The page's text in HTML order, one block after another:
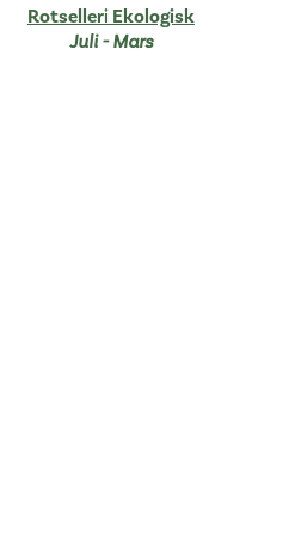
Rotselleri Ekologisk
Juli - Mars